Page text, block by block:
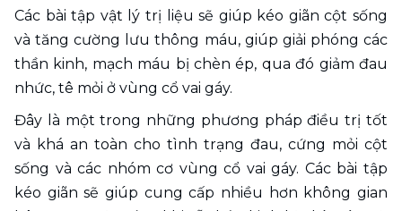
Các bài tập vật lý trị liệu sẽ giúp kéo giãn cột sống
và tăng cường lưu thông máu, giúp giải phóng các
thần kinh, mạch máu bị chèn ép, qua đó giảm đau
nhức, tê mỏi ở vùng cổ vai gáy.
Đây là một trong những phương pháp điều trị tốt
và khá an toàn cho tình trạng đau, cứng mỏi cột
sống và các nhóm cơ vùng cổ vai gáy. Các bài tập
kéo giãn sẽ giúp cung cấp nhiều hơn không gian